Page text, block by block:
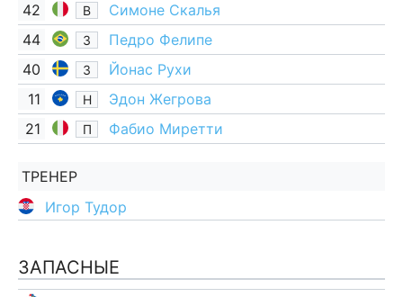
42
В
Симоне Скалья
44
З
Педро Фелипе
40
З
Йонас Рухи
11
Н
Эдон Жегрова
21
П Фабио Миретти
ТРЕНЕР
Игор Тудор
ЗАПАСНЫЕ